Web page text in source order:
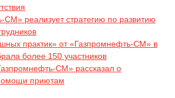
СМ» реализует стратегию по развитию
практик» от «Газпромнефть-СМ» в
более 150 участников
СМ» рассказал о
приютам